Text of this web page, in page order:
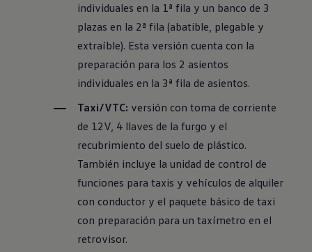
individuales en la 1ª fila y un banco de 3
plazas en la 2ª fila (abatible, plegable y
extraíble). Esta versión cuenta con la
preparación para los 2 asientos
individuales en la 3ª fila de asientos.
Taxi/VTC: versión con toma de corriente
de 12V, 4 llaves de la furgo y el
recubrimiento del suelo de plástico.
También incluye la unidad de control de
funciones para taxis y vehículos de alquiler
con conductor y el paquete básico de taxi
con preparación para un taxímetro en el
retrovisor.